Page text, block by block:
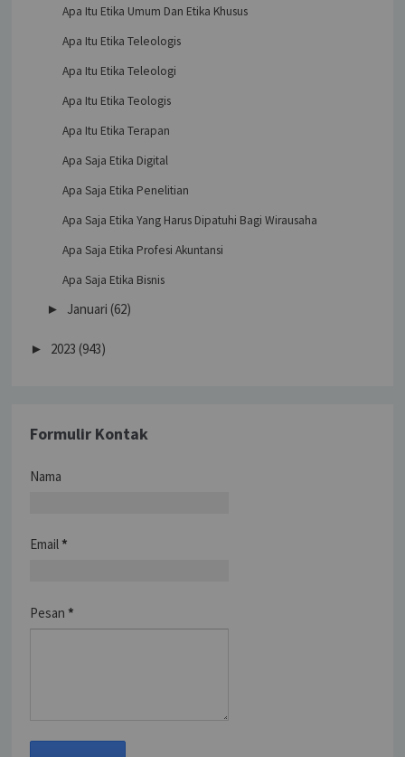
Apa Itu Etika Umum Dan Etika Khusus
Apa Itu Etika Teleologis
Apa Itu Etika Teleologi
Apa Itu Etika Teologis
Apa Itu Etika Terapan
Apa Saja Etika Digital
Apa Saja Etika Penelitian
Apa Saja Etika Yang Harus Dipatuhi Bagi Wirausaha
Apa Saja Etika Profesi Akuntansi
Apa Saja Etika Bisnis
► Januari (62)
► 2023 (943)
Formulir Kontak
Nama
Email*
Pesan*